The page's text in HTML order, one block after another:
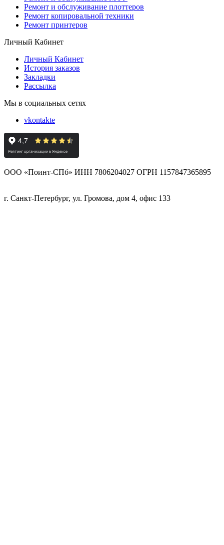
Ремонт и обслуживание плоттеров
Ремонт копировальной техники
Ремонт принтеров
Личный Кабинет
Личный Кабинет
История заказов
Закладки
Рассылка
Мы в социальных сетях
vkontakte
ООО «Поинт-СПб» ИНН 7806204027 ОГРН 1157847365895
г. Санкт-Петербург, ул. Громова, дом 4, офис 133